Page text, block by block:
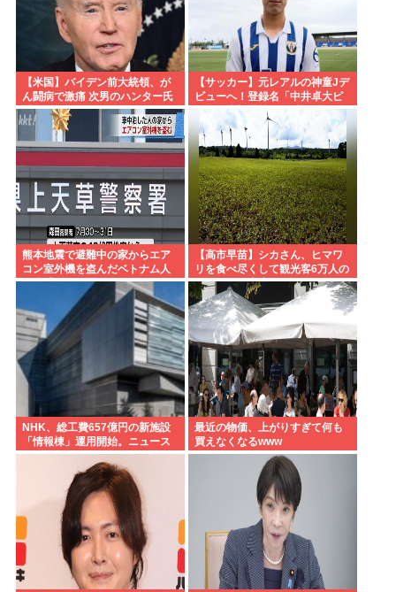
【米国】バイデン前大統領、が
ん闘病で激痛 次男のハンター氏
「見ていてとてもつらい」
【サッカー】元レアルの神童Jデ
ビューへ！登録名「中井卓大ピ
ピ」日本初挑戦の22歳今治MFが
開幕戦に先発
熊本地震で避難中の家からエア
コン室外機を盗んだベトナム人
を逮捕
【高市早苗】シカさん、ヒマワ
リを食べ尽くして観光客6万人の
イベントが中止になる…さらに
コスモス畑も食べ尽くす
NHK、総工費657億円の新施設
「情報棟」運用開始。ニュース
スタジオがスケスケになる
最近の物価、上がりすぎて何も
買えなくなるwww